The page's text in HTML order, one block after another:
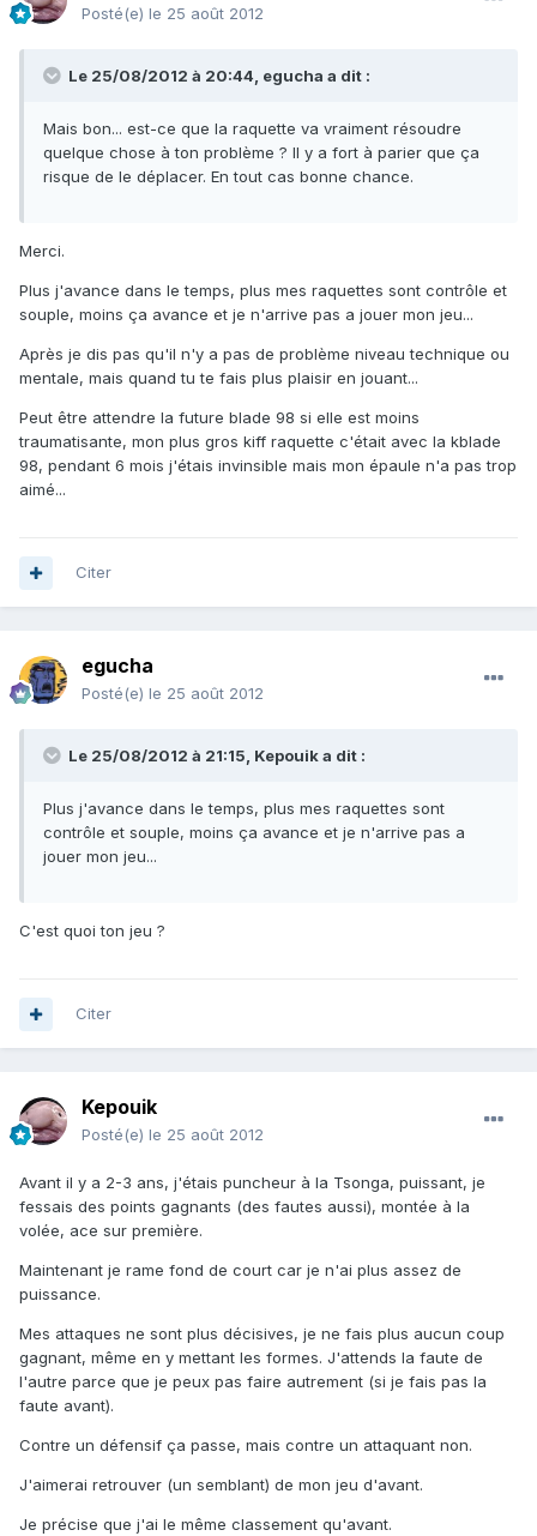
Posté(e) le 25 août 2012
Le 25/08/2012 à 20:44, egucha a dit :
Mais bon... est-ce que la raquette va vraiment résoudre
quelque chose à ton problème ? Il y a fort à parier que ça
risque de le déplacer. En tout cas bonne chance.
Merci.
Plus j'avance dans le temps, plus mes raquettes sont contrôle et
souple, moins ça avance et je n'arrive pas a jouer mon jeu...
Après je dis pas qu'il n'y a pas de problème niveau technique ou
mentale, mais quand tu te fais plus plaisir en jouant...
Peut être attendre la future blade 98 si elle est moins
traumatisante, mon plus gros kiff raquette c'était avec la kblade
98, pendant 6 mois j'étais invinsible mais mon épaule n'a pas trop
aimé...
Citer
egucha
Posté(e) le 25 août 2012
Le 25/08/2012 à 21:15, Kepouik a dit :
Plus j'avance dans le temps, plus mes raquettes sont
contrôle et souple, moins ça avance et je n'arrive pas a
jouer mon jeu...
C'est quoi ton jeu ?
Citer
Kepouik
Posté(e) le 25 août 2012
Avant il y a 2-3 ans, j'étais puncheur à la Tsonga, puissant, je
fessais des points gagnants (des fautes aussi), montée à la
volée, ace sur première.
Maintenant je rame fond de court car je n'ai plus assez de
puissance.
Mes attaques ne sont plus décisives, je ne fais plus aucun coup
gagnant, même en y mettant les formes. J'attends la faute de
l'autre parce que je peux pas faire autrement (si je fais pas la
faute avant).
Contre un défensif ça passe, mais contre un attaquant non.
J'aimerai retrouver (un semblant) de mon jeu d'avant.
Je précise que j'ai le même classement qu'avant.